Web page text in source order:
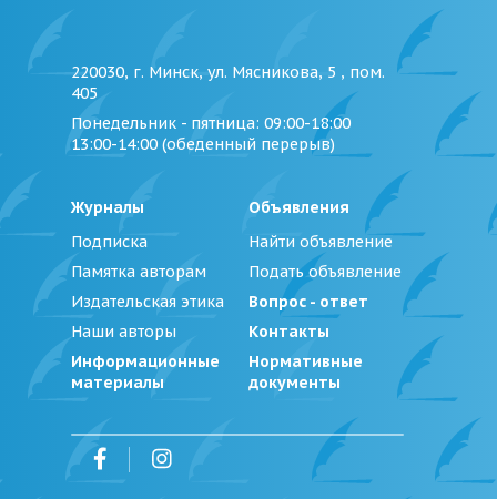
220030, г. Минск, ул. Мясникова, 5 , пом.
405
Понедельник - пятница: 09:00-18:00
13:00-14:00 (обеденный перерыв)
Журналы
Подписка
Памятка авторам
Издательская этика
Наши авторы
Информационные
материалы
Объявления
Найти объявление
Подать объявление
Вопрос - ответ
Контакты
Нормативные
документы